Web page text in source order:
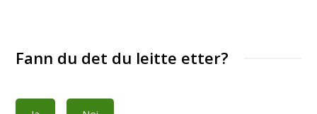
Fann du det du leitte etter?